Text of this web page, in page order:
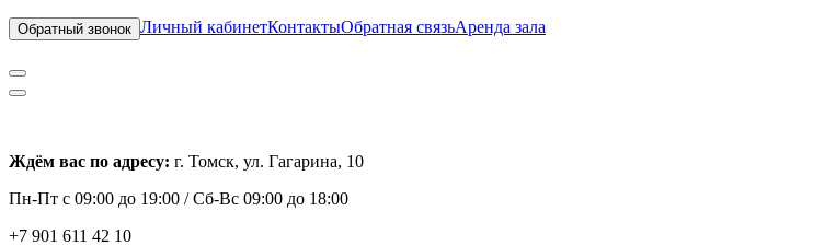
Обратный звонок Личный кабинетКонтактыОбратная связьАренда зала
Ждём вас по адресу: г. Томск, ул. Гагарина, 10
Пн-Пт с 09:00 до 19:00 /Сб-Вс 09:00 до 18:00
+7 901 611 42 10